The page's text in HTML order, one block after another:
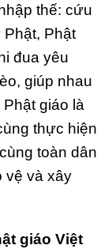
thế: cứu
Phật
đua yêu
giúp nhau
giáo là
thực hiện
toàn dân
vệ và xây
giáo Việt